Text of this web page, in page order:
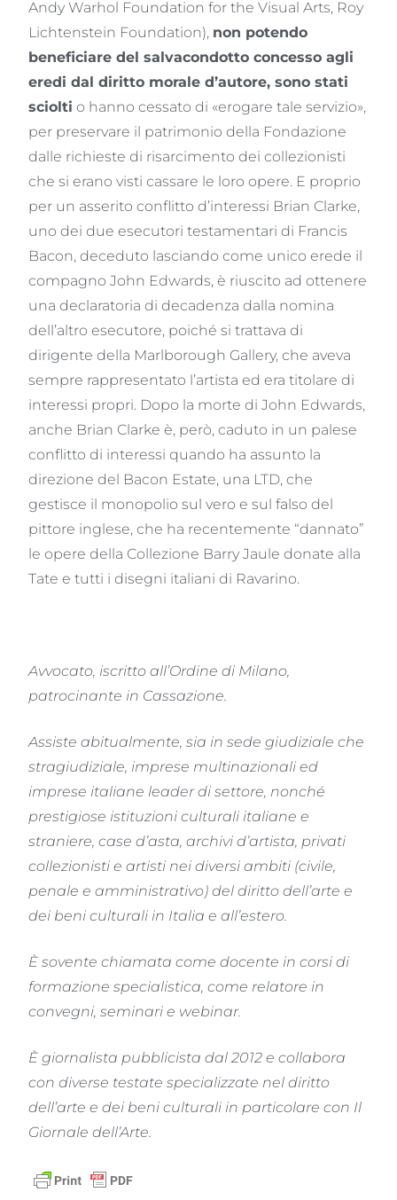
Andy Warhol Foundation for the Visual Arts, Roy
Lichtenstein Foundation), non potendo
beneficiare del salvacondotto concesso agli
eredi dal diritto morale d’autore, sono stati
sciolti o hanno cessato di «erogare tale servizio»,
per preservare il patrimonio della Fondazione
dalle richieste di risarcimento dei collezionisti
che si erano visti cassare le loro opere. E proprio
per un asserito conflitto d’interessi Brian Clarke,
uno dei due esecutori testamentari di Francis
Bacon, deceduto lasciando come unico erede il
compagno John Edwards, è riuscito ad ottenere
una declaratoria di decadenza dalla nomina
dell’altro esecutore, poiché si trattava di
dirigente della Marlborough Gallery, che aveva
sempre rappresentato l’artista ed era titolare di
interessi propri. Dopo la morte di John Edwards,
anche Brian Clarke è, però, caduto in un palese
conflitto di interessi quando ha assunto la
direzione del Bacon Estate, una LTD, che
gestisce il monopolio sul vero e sul falso del
pittore inglese, che ha recentemente “dannato”
le opere della Collezione Barry Jaule donate alla
Tate e tutti i disegni italiani di Ravarino.
Avvocato, iscritto all’Ordine di Milano,
patrocinante in Cassazione.
Assiste abitualmente, sia in sede giudiziale che
stragiudiziale, imprese multinazionali ed
imprese italiane leader di settore, nonché
prestigiose istituzioni culturali italiane e
straniere, case d’asta, archivi d’artista, privati
collezionisti e artisti nei diversi ambiti (civile,
penale e amministrativo) del diritto dell’arte e
dei beni culturali in Italia e all’estero.
È sovente chiamata come docente in corsi di
formazione specialistica, come relatore in
convegni, seminari e webinar.
È giornalista pubblicista dal 2012 e collabora
con diverse testate specializzate nel diritto
dell’arte e dei beni culturali in particolare con Il
Giornale dell’Arte.